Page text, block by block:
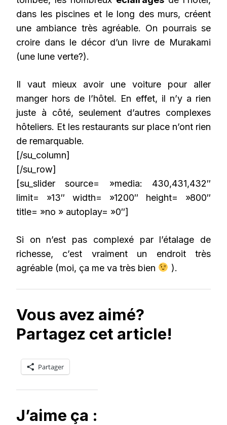
dans les piscines et le long des murs, créent
une ambiance très agréable. On pourrais se
croire dans le décor d’un livre de Murakami
(une lune verte?).
Il vaut mieux avoir une voiture pour aller
manger hors de l’hôtel. En effet, il n’y a rien
juste à côté, seulement d’autres complexes
hôteliers. Et les restaurants sur place n’ont rien
de remarquable.
[/su_column]
[/su_row]
[su_slider source= »media: 430,431,432″
limit= »13″ width= »1200″ height= »800″
title= »no » autoplay= »0″]
Si on n’est pas complexé par l’étalage de
richesse, c’est vraiment un endroit très
agréable (moi, ça me va très bien
).
Vous avez aimé?
Partagez cet article!
Partager
J’aime ça :